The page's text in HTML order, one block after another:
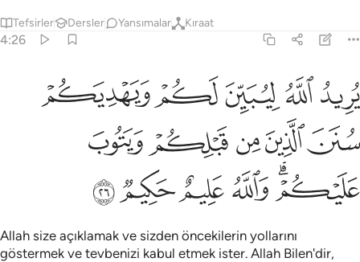
Tefsirler Dersler Yansımalar Kıraat
4:26
يريد الله ليبين لكم ويهديكم سنن الذين من قبلكم ويتوب عليكم والله
يُرِيدُ ٱللَّهُ لِيُبَيِّنَ لَكُمْ وَيَهْدِيَكُمْ سُنَنَ ٱلَّذِينَ مِن قَبْلِكُمْ وَيَتُوبَ عَلَيْكُمْ
ﲴﲵﲶﲷﲸ
ﲹﲺﲻﲼﲽ
ﲾﲿﳀﳁﳂﳃ
Allah size açıklamak ve sizden öncekilerin yollarını
göstermek ve tevbenizi kabul etmek ister. Allah Bilen'dir,